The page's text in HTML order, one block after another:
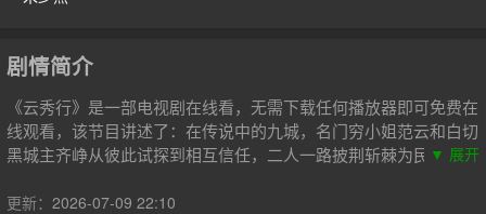
剧情简介
《云秀行》是一部电视剧在线看，无需下载任何播放器即可免费在
线观看，该节目讲述了：在传说中的九城，名门穷小姐范云和白切
黑城主齐峥从彼此试探到相互信任，二人一路披荆斩棘为民谋利，
机，携手为民打造繁荣九城。
▼ 展开
更新： 2026-07-09 22:10